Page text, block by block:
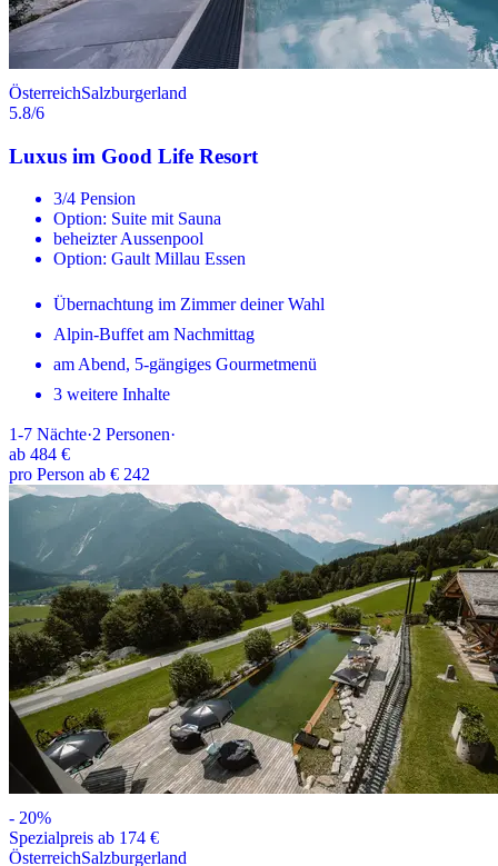
ÖsterreichSalzburgerland
5.8/6
Luxus im Good Life Resort
3/4 Pension
Option: Suite mit Sauna
beheizter Aussenpool
Option: Gault Millau Essen
Übernachtung im Zimmer deiner Wahl
Alpin-Buffet am Nachmittag
am Abend, 5-gängiges Gourmetmenü
3 weitere Inhalte
1-7 Nächte·2 Personen·
ab 484 €
pro Person ab € 242
- 20%
Spezialpreis ab 174 €
ÖsterreichSalzburgerland